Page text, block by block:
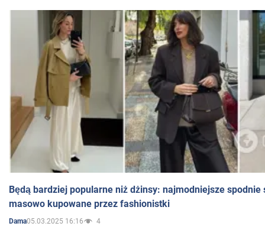
Będą bardziej popularne niż dżinsy: najmodniejsze spodnie
masowo kupowane przez fashionistki
Dama05.03.2025 16:16 4